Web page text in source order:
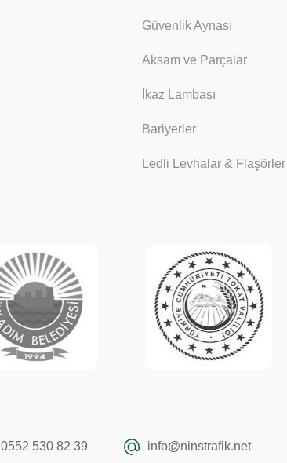
Güvenlik Aynası
Aksam ve Parçalar
İkaz Lambası
Bariyerler
Ledli Levhalar & Flaşörler
0552 530 82 39 info@ninstrafik.net